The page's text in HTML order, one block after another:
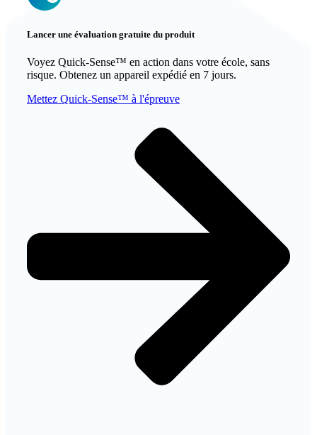
Lancer une évaluation gratuite du produit
Voyez Quick-Sense™ en action dans votre école, sans
risque. Obtenez un appareil expédié en 7 jours.
Mettez Quick-Sense™ à l'épreuve